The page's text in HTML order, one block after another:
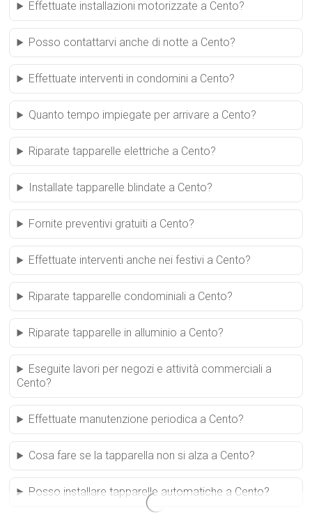
Effettuate installazioni motorizzate a Cento?
Posso contattarvi anche di notte a Cento?
Effettuate interventi in condomini a Cento?
Quanto tempo impiegate per arrivare a Cento?
Riparate tapparelle elettriche a Cento?
Installate tapparelle blindate a Cento?
Fornite preventivi gratuiti a Cento?
Effettuate interventi anche nei festivi a Cento?
Riparate tapparelle condominiali a Cento?
Riparate tapparelle in alluminio a Cento?
Eseguite lavori per negozi e attività commerciali a
Cento?
Effettuate manutenzione periodica a Cento?
Cosa fare se la tapparella non si alza a Cento?
Posso installare tapparelle automatiche a Cento?